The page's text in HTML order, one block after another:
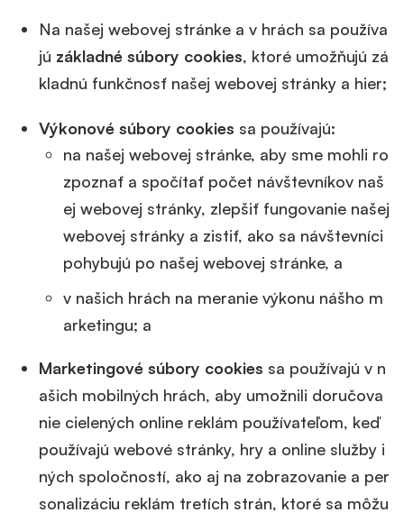
Na našej webovej stránke a v hrách sa používa
jú základné súbory cookies, ktoré umožňujú zá
kladnú funkčnosť našej webovej stránky a hier;
Výkonové súbory cookies sa používajú:
na našej webovej stránke, aby sme mohli ro
zpoznať a spočítať počet návštevníkov naš
ej webovej stránky, zlepšiť fungovanie našej
webovej stránky a zistiť, ako sa návštevníci
pohybujú po našej webovej stránke, a
v našich hrách na meranie výkonu nášho m
arketingu; a
Marketingové súbory cookies sa používajú v n
ašich mobilných hrách, aby umožnili doručova
nie cielených online reklám používateľom, keď
používajú webové stránky, hry a online služby i
ných spoločností, ako aj na zobrazovanie a per
sonalizáciu reklám tretích strán, ktoré sa môžu